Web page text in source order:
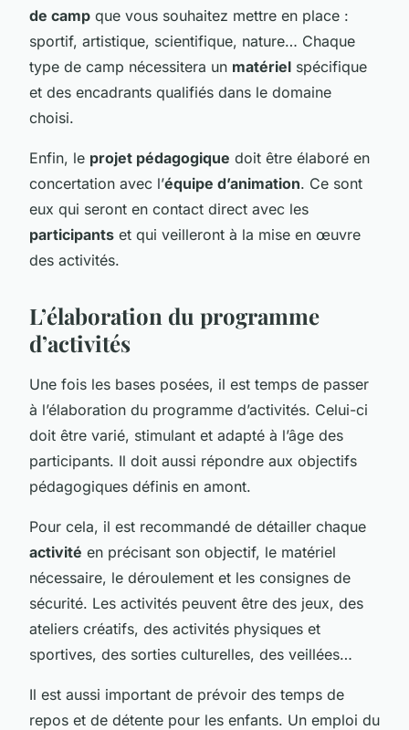
de camp que vous souhaitez mettre en place :
sportif, artistique, scientifique, nature… Chaque
type de camp nécessitera un matériel spécifique
et des encadrants qualifiés dans le domaine
choisi.
Enfin, le projet pédagogique doit être élaboré en
concertation avec l’équipe d’animation. Ce sont
eux qui seront en contact direct avec les
participants et qui veilleront à la mise en œuvre
des activités.
L’élaboration du programme
d’activités
Une fois les bases posées, il est temps de passer
à l’élaboration du programme d’activités. Celui-ci
doit être varié, stimulant et adapté à l’âge des
participants. Il doit aussi répondre aux objectifs
pédagogiques définis en amont.
Pour cela, il est recommandé de détailler chaque
activité en précisant son objectif, le matériel
nécessaire, le déroulement et les consignes de
sécurité. Les activités peuvent être des jeux, des
ateliers créatifs, des activités physiques et
sportives, des sorties culturelles, des veillées…
Il est aussi important de prévoir des temps de
repos et de détente pour les enfants. Un emploi du